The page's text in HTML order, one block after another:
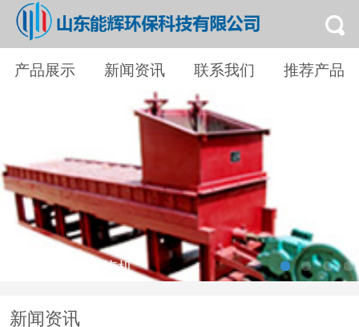
产品展示 新闻资讯 联系我们 推荐产品
SMR型饲煤燃烧机
新闻资讯